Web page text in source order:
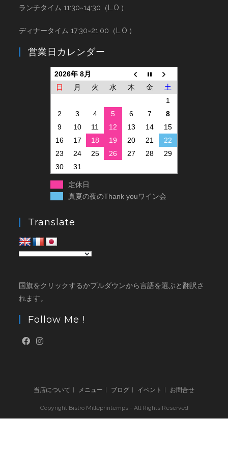
ランチタイム 11:30~14:30（L.O.）
ディナータイム 17:30~21:00（L.O.）
営業日カレンダー
2026年 8月
日
月 火 水 木 金
土
1
2
3 4 5 6 7
8
9
10 11 12 13 14
15
16
17 18 19 20 21
22
23
24 25 26 27 28
29
30
31
定休日
真夏の夜のThank youワイン会
Translate
国旗をクリックするかプルダウンから言語を選ぶと翻訳さ
れます。
Follow Me !
当店について メニュー ブログ イベント お問合せ
Copyright Bistro Milleprintemps - All Rights Reserved